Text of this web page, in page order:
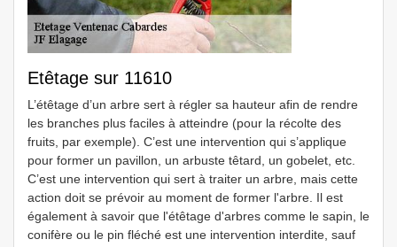
Etêtage sur 11610
L’étêtage d’un arbre sert à régler sa hauteur afin de rendre
les branches plus faciles à atteindre (pour la récolte des
fruits, par exemple). C’est une intervention qui s’applique
pour former un pavillon, un arbuste têtard, un gobelet, etc.
C’est une intervention qui sert à traiter un arbre, mais cette
action doit se prévoir au moment de former l'arbre. Il est
également à savoir que l'étêtage d'arbres comme le sapin, le
conifère ou le pin fléché est une intervention interdite, sauf